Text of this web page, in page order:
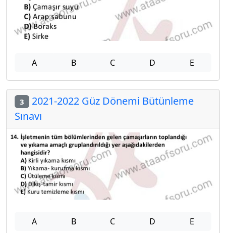
A B C D E
3 2021-2022 Güz Dönemi Bütünleme
Sınavı
A B C D E